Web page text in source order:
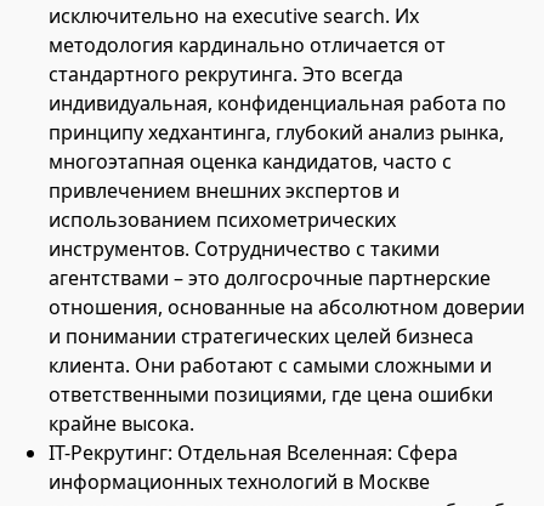
исключительно на executive search. Их
методология кардинально отличается от
стандартного рекрутинга. Это всегда
индивидуальная, конфиденциальная работа по
принципу хедхантинга, глубокий анализ рынка,
многоэтапная оценка кандидатов, часто с
привлечением внешних экспертов и
использованием психометрических
инструментов. Сотрудничество с такими
агентствами – это долгосрочные партнерские
отношения, основанные на абсолютном доверии
и понимании стратегических целей бизнеса
клиента. Они работают с самыми сложными и
ответственными позициями, где цена ошибки
крайне высока.
IT-Рекрутинг: Отдельная Вселенная: Сфера
информационных технологий в Москве